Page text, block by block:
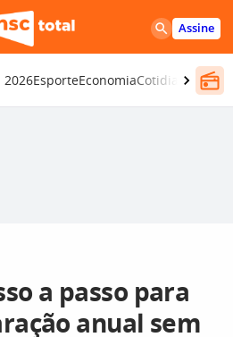
Assine
2026EsporteEconomiaCotidiano
a passo para
anual sem